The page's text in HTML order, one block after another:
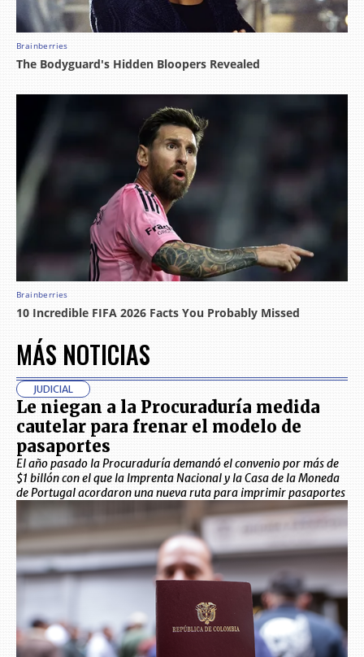
MÁS NOTICIAS
JUDICIAL
Le niegan a la Procuraduría medida
cautelar para frenar el modelo de
pasaportes
El año pasado la Procuraduría demandó el convenio por más de
$1 billón con el que la Imprenta Nacional y la Casa de la Moneda
de Portugal acordaron una nueva ruta para imprimir pasaportes